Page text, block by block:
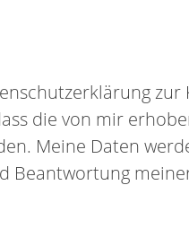
die von mir
Meine Daten
Beantwortung